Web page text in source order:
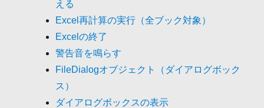
える
Excel再計算の実行（全ブック対象）
Excelの終了
警告音を鳴らす
FileDialogオブジェクト（ダイアログボック
ス）
ダイアログボックスの表示